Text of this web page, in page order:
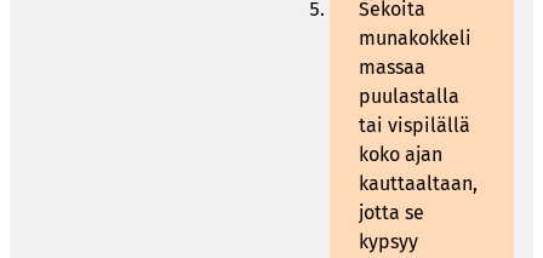
Sekoita
munakokkeli
massaa
puulastalla
tai vispilällä
koko ajan
kauttaaltaan,
jotta se
kypsyy